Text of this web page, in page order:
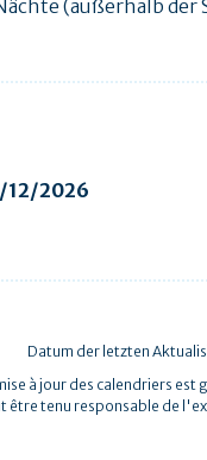
(außerhalb der
12/2026
Datum der letzten
à jour des calendriers
être tenu responsable de